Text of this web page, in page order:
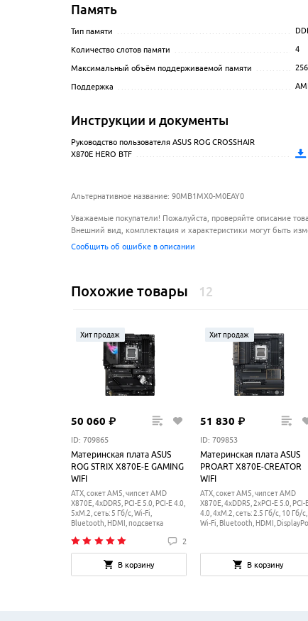
Память
Тип памяти
Количество слотов памяти 4
Максимальный объём поддерживаемой памяти 256
Поддержка
Инструкции и документы
Руководство пользователя ASUS ROG CROSSHAIR
X870E HERO BTF
Альтернативное название: 90MB1MX0-M0EAY0
Уважаемые покупатели! Пожалуйста, проверяйте описание
Внешний вид, комплектация и характеристики могут быть
Сообщить об ошибке в описании
Похожие товары 12
Хит продаж
50 060 ₽
ID: 709865
Материнская плата ASUS
ROG STRIX X870E-E GAMING
WIFI
ATX, сокет AM5, чипсет AMD
X870E, 4xDDR5, PCI-E 5.0, PCI-E 4.0,
5xM.2, сеть: 5 Гб/с, Wi-Fi,
Bluetooth, HDMI, подсветка
2
В корзину
Хит продаж
51 830 ₽
ID: 709853
Материнская плата ASUS
PROART X870E-CREATOR
WIFI
ATX, сокет AM5, чипсет AMD
X870E, 4xDDR5, 2xPCI-E 5.0, PCI-E
4.0, 4xM.2, сеть: 2.5 Гб/с, 10 Гб/с,
Wi-Fi, Bluetooth, HDMI,
В корзину